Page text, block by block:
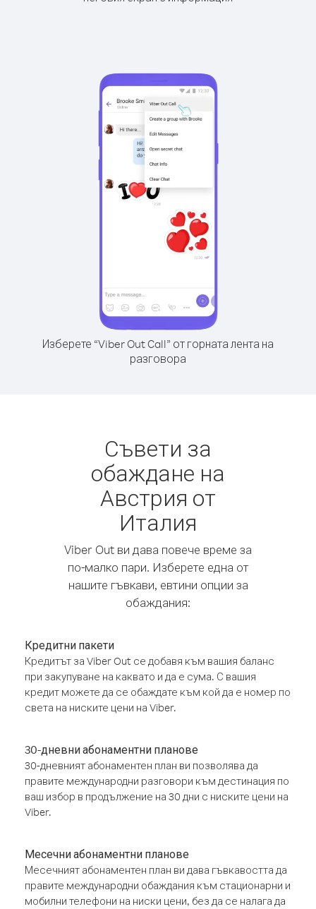
Изберете “Viber Out Call” от горната лента на
разговора
Съвети за
обаждане на
Австрия от
Италия
Viber Out ви дава повече време за
по-малко пари. Изберете една от
нашите гъвкави, евтини опции за
обаждания:
Кредитни пакети
Кредитът за Viber Out се добавя към вашия баланс
при закупуване на каквато и да е сума. С вашия
кредит можете да се обаждате към кой да е номер по
света на ниските цени на Viber.
30-дневни абонаментни планове
30-дневният абонаментен план ви позволява да
правите международни разговори към дестинация по
ваш избор в продължение на 30 дни с ниските цени на
Viber.
Месечни абонаментни планове
Месечният абонаментен план ви дава гъвкавостта да
правите международни обаждания към стационарни и
мобилни телефони на ниски цени, без да се налага да